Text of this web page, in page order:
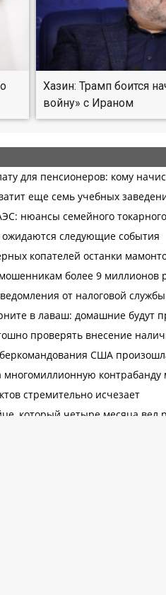
Хазин: Трамп боится
войну» с Ираном